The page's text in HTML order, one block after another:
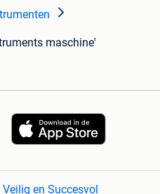
maschine'
Veilig en Succesvol